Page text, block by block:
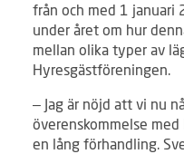
från och med 1 januari
under året om hur
mellan olika typer av
Hyresgästföreningen.
– Jag är nöjd att vi nu
överenskommelse
en lång förhandling.